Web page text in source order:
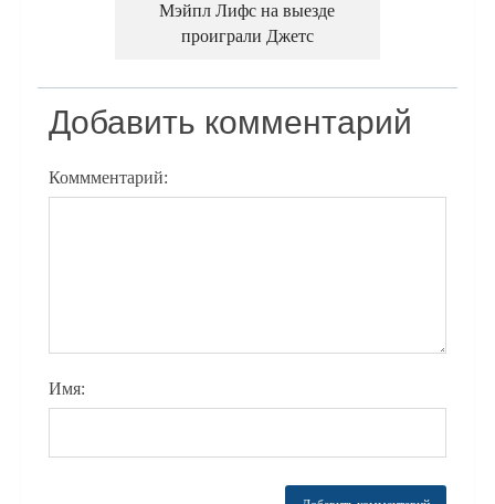
Мэйпл Лифс на выезде
проиграли Джетс
Добавить комментарий
Коммментарий:
Имя: